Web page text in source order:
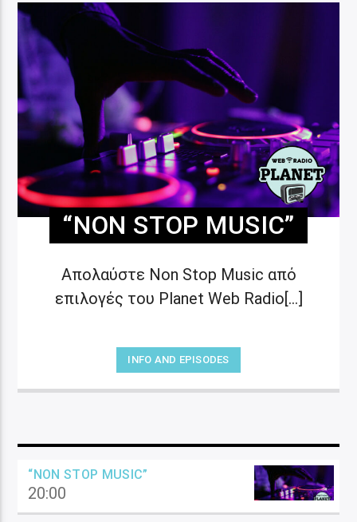
“NON STOP MUSIC”
Απολαύστε Non Stop Music από
επιλογές του Planet Web Radio[...]
INFO AND EPISODES
“NON STOP MUSIC”
20:00